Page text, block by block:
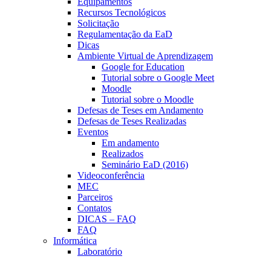
Recursos Tecnológicos
Solicitação
Regulamentação da EaD
Dicas
Ambiente Virtual de Aprendizagem
Google for Education
Tutorial sobre o Google Meet
Moodle
Tutorial sobre o Moodle
Defesas de Teses em Andamento
Defesas de Teses Realizadas
Eventos
Em andamento
Realizados
Seminário EaD (2016)
Videoconferência
MEC
Parceiros
Contatos
DICAS – FAQ
FAQ
Informática
Laboratório